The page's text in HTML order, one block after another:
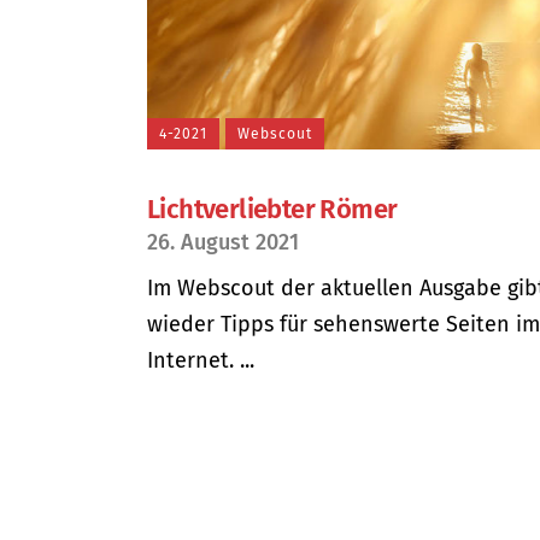
4-2021 Webscout
Lichtverliebter Römer
26. August 2021
Im Webscout der aktuellen Ausgabe
wieder Tipps für sehenswerte Seiten im
Internet. ...